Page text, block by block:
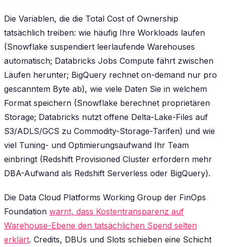
Die Variablen, die die Total Cost of Ownership
tatsächlich treiben: wie häufig Ihre Workloads laufen
(Snowflake suspendiert leerlaufende Warehouses
automatisch; Databricks Jobs Compute fährt zwischen
Läufen herunter; BigQuery rechnet on-demand nur pro
gescanntem Byte ab), wie viele Daten Sie in welchem
Format speichern (Snowflake berechnet proprietären
Storage; Databricks nutzt offene Delta-Lake-Files auf
S3/ADLS/GCS zu Commodity-Storage-Tarifen) und wie
viel Tuning- und Optimierungsaufwand Ihr Team
einbringt (Redshift Provisioned Cluster erfordern mehr
DBA-Aufwand als Redshift Serverless oder BigQuery).
Die Data Cloud Platforms Working Group der FinOps
Foundation warnt, dass Kostentransparenz auf
Warehouse-Ebene den tatsächlichen Spend selten
erklärt. Credits, DBUs und Slots schieben eine Schicht